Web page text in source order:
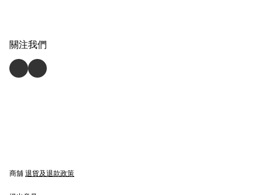
關注我們
商舖 退貨及退款政策